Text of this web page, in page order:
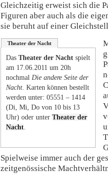
Gleichzeitig erweist sich die
Figuren aber auch als die
sie beruht auf einer
Theater der Nacht
Das Theater der Nacht spielt
am 17.06.2011 um 20h
nochmal Die andere Seite der
Nacht. Karten können bestellt
werden unter: 05551 – 1414
(Di, Mi, Do von 10 bis 13
Uhr) oder unter Theater der
Nacht.
Spielweise immer auch der
zeitgenössische